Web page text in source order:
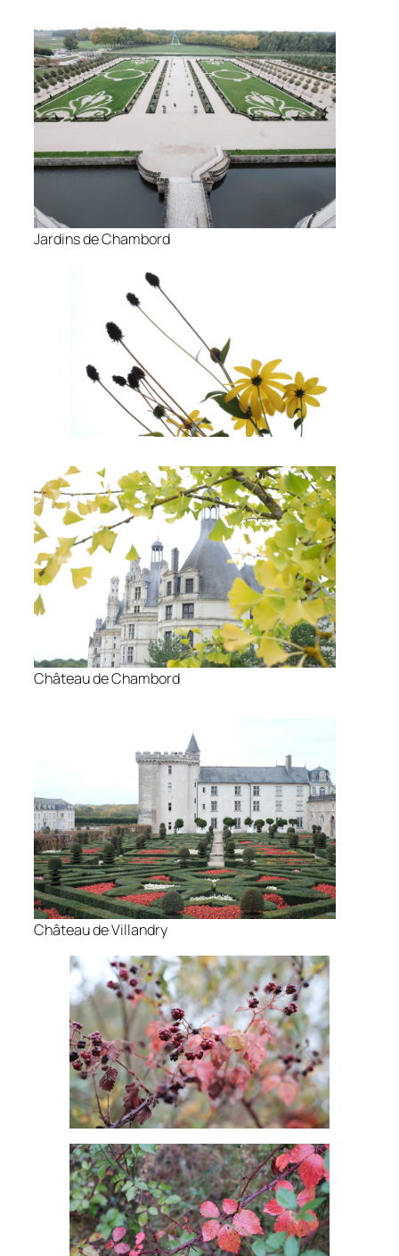
Jardins de Chambord
Château de Chambord
Château de Villandry